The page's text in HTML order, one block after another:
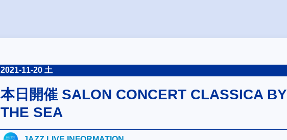
2021-11-20 土
本日開催 SALON CONCERT CLASSICA BY
THE SEA